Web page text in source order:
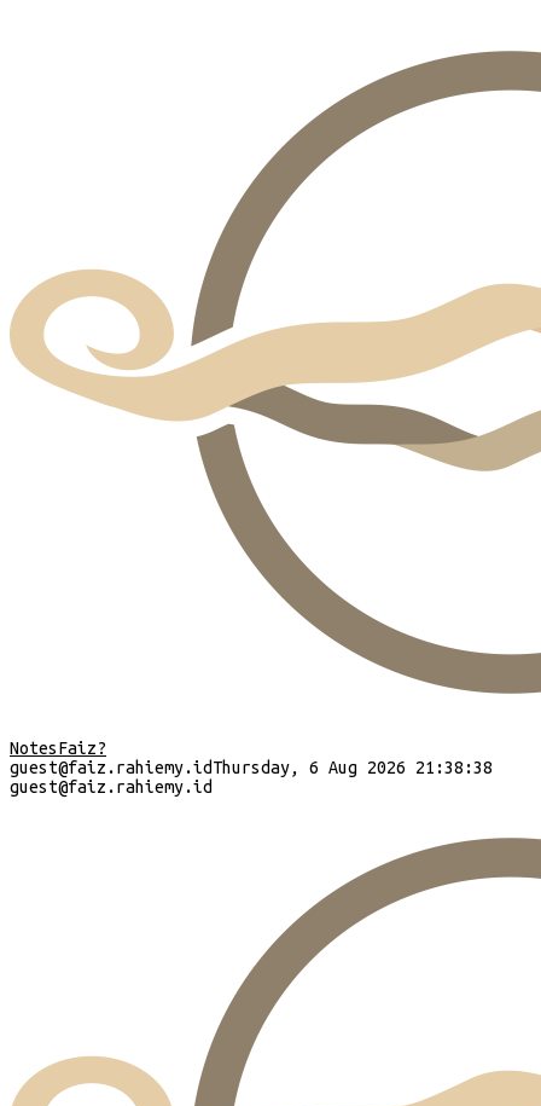
NotesFaiz?
guest@faiz.rahiemy.idThursday, 6 Aug 2026 21:38:39
guest@faiz.rahiemy.id